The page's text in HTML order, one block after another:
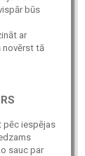
būs
ar
novērst tā
pēc iespējas
sauc par